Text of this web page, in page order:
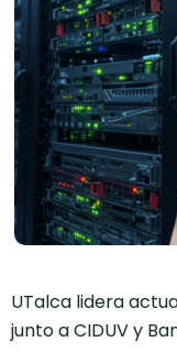
UTalca lidera
junto a CIDUV y